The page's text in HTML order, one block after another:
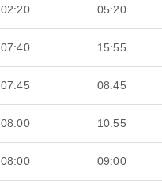
02:20 05:20
07:40 15:55
07:45 08:45
08:00 10:55
08:00 09:00